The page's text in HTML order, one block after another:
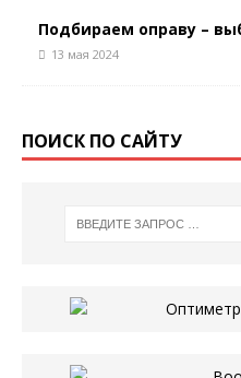
Подбираем оправу –
13 мая 2024
ПОИСК ПО САЙТУ